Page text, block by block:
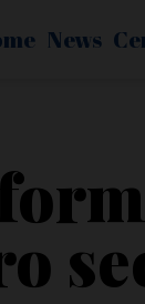
News